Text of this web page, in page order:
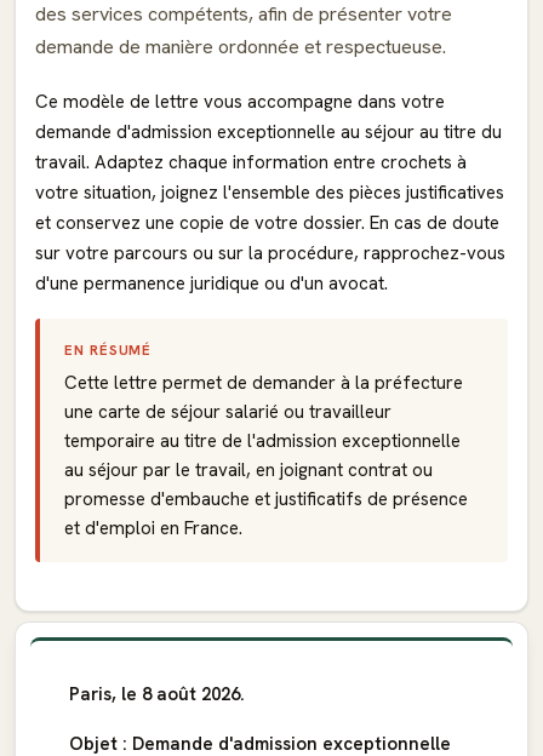
des services compétents, afin de présenter votre
demande de manière ordonnée et respectueuse.
Ce modèle de lettre vous accompagne dans votre
demande d'admission exceptionnelle au séjour au titre du
travail. Adaptez chaque information entre crochets à
votre situation, joignez l'ensemble des pièces justificatives
et conservez une copie de votre dossier. En cas de doute
sur votre parcours ou sur la procédure, rapprochez-vous
d'une permanence juridique ou d'un avocat.
EN RÉSUMÉ
Cette lettre permet de demander à la préfecture
une carte de séjour salarié ou travailleur
temporaire au titre de l'admission exceptionnelle
au séjour par le travail, en joignant contrat ou
promesse d'embauche et justificatifs de présence
et d'emploi en France.
Paris, le 8 août 2026.
Objet : Demande d'admission exceptionnelle